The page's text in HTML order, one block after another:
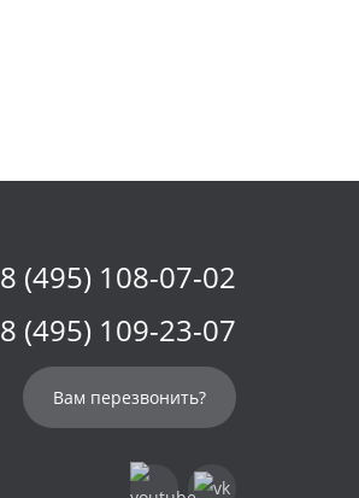
8 (495) 108-07-02
8 (495) 109-23-07
Вам перезвонить?